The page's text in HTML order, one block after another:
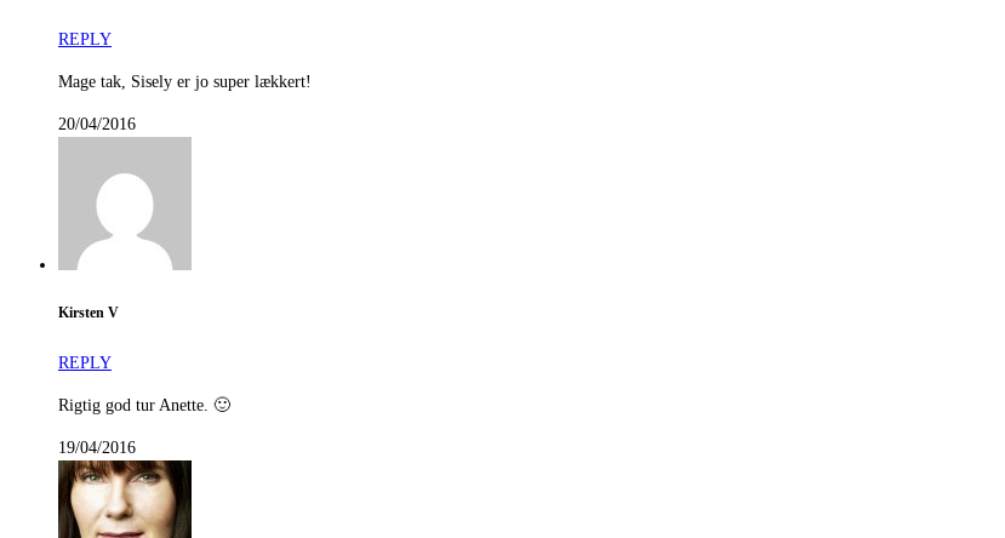
REPLY
Mage tak, Sisely er jo super lækkert!
20/04/2016
Kirsten V
REPLY
Rigtig god tur Anette. 🙂
19/04/2016